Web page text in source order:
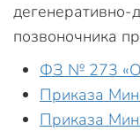
дегенеративно-
позвоночника
ФЗ № 273
Приказа
Приказа